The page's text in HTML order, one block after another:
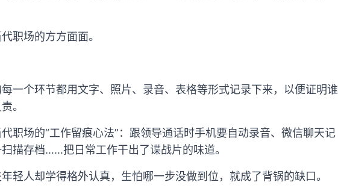
职场的方方面面。
一个环节都用文字、照片、录音、表格等形式记录下来，以便证明谁
。
职场的“工作留痕心法”：跟领导通话时手机要自动录音、微信聊天记
描存档……把日常工作干出了谍战片的味道。
轻人却学得格外认真，生怕哪一步没做到位，就成了背锅的缺口。